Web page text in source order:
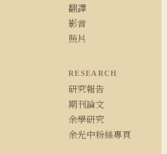
翻譯
影音
照片
RESEARCH
研究報告
期刊論文
余學研究
余光中粉絲專頁